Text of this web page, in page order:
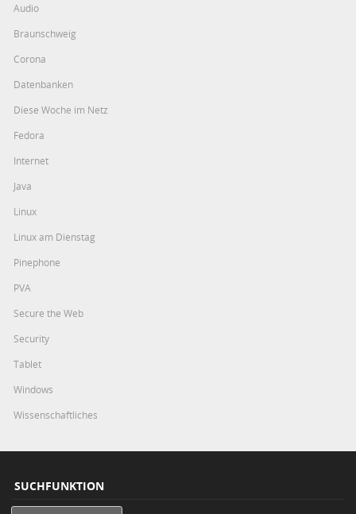
Audio
Braunschweig
Corona
Datenbanken
Diese Woche im Netz
Fedora
Internet
Java
Linux
Linux am Dienstag
Pinephone
PVA
Secure the Web
Security
Tablet
Windows
Wissenschaftliches
SUCHFUNKTION